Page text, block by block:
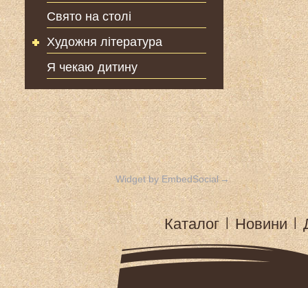
Свято на столі
Художня література
Я чекаю дитину
Widget by EmbedSocial→
Каталог | Новини |